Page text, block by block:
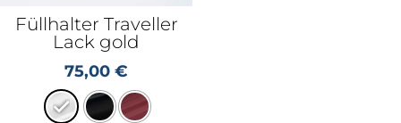
Füllhalter Traveller
Lack gold
75,00€